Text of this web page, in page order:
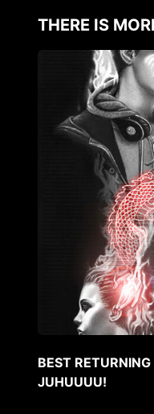
THERE IS
BEST
JUHUUUU!